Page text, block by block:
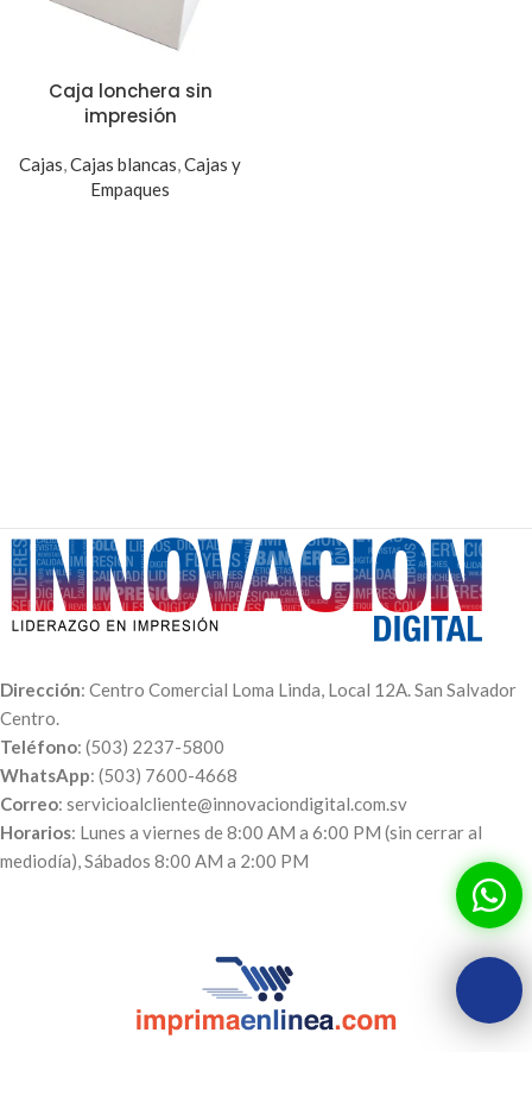
Caja lonchera sin
impresión
Cajas,Cajas blancas,Cajas y
Empaques
Dirección: Centro Comercial Loma Linda, Local 12A. San Salvador
Centro.
Teléfono: (503) 2237-5800
WhatsApp: (503) 7600-4668
Correo: servicioalcliente@innovaciondigital.com.sv
Horarios: Lunes a viernes de 8:00 AM a 6:00 PM (sin cerrar al
mediodía), Sábados 8:00 AM a 2:00 PM